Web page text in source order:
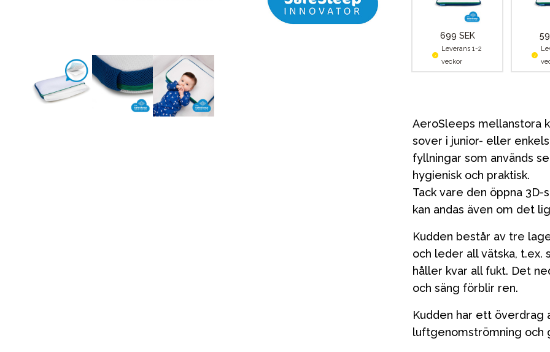
699 SEK
Leverans 1-2
veckor
AeroSleeps mellanstora
sover i junior- eller
fyllningar som används
hygienisk och praktisk.
Tack vare den öppna
kan andas även om det
Kudden består av tre
och leder all vätska, t.ex.
håller kvar all fukt. Det
och säng förblir ren.
Kudden har ett överdrag
luftgenomströmning och